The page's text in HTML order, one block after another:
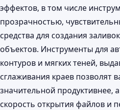
эффектов, в том числе
прозрачностью,
средства для создания
объектов. Инструменты для
контуров и мягких теней,
сглаживания краев позволят
значительной продуктивнее,
скорость открытия файлов и